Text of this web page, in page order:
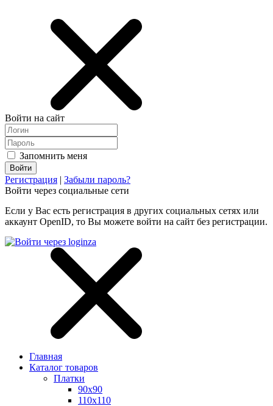
Войти на сайт
Запомнить меня
Регистрация | Забыли пароль?
Войти через социальные сети
Если у Вас есть регистрация в других социальных сетях или
аккаунт OpenID, то Вы можете войти на сайт без регистрации.
Главная
Каталог товаров
Платки
90x90
110x110